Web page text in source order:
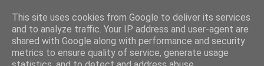
La forêt de Briqueloup
"Nous deviendrons des histoires pour nos enfants"
This site uses cookies from Google to deliver its services
and to analyze traffic. Your IP address and user-agent are
shared with Google along with performance and security
metrics to ensure quality of service, generate usage